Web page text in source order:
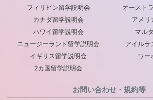
フィリピン留学説明会
オースト
カナダ留学説明会
アメリ
ハワイ留学説明会
マル
ニュージーランド留学説明会
アイルラ
イギリス留学説明会
ワー
2カ国留学説明会
お問い合わせ・規約等